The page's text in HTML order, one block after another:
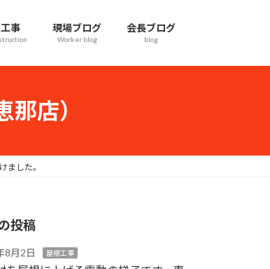
事 現場ブログ
Worker blog
会長ブログ
blog
店）
ました。
投稿
8月2日 屋根工事